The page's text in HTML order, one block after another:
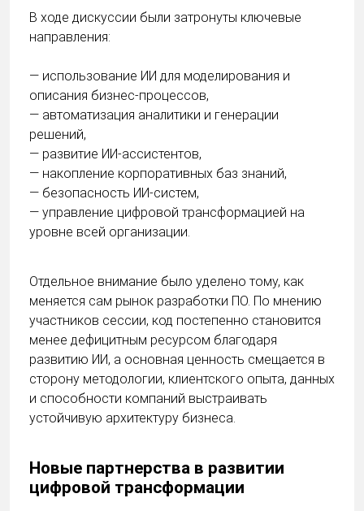
В ходе дискуссии были затронуты ключевые
направления:
— использование ИИ для моделирования и
описания бизнес-процессов,
— автоматизация аналитики и генерации
решений,
— развитие ИИ-ассистентов,
— накопление корпоративных баз знаний,
— безопасность ИИ-систем,
— управление цифровой трансформацией на
уровне всей организации.
Отдельное внимание было уделено тому, как
меняется сам рынок разработки ПО. По мнению
участников сессии, код постепенно становится
менее дефицитным ресурсом благодаря
развитию ИИ, а основная ценность смещается в
сторону методологии, клиентского опыта, данных
и способности компаний выстраивать
устойчивую архитектуру бизнеса.
Новые партнерства в развитии
цифровой трансформации